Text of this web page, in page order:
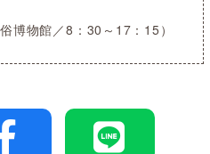
博物館／8：30～17：15）